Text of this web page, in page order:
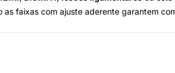
faixas com ajuste aderente garantem